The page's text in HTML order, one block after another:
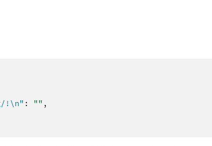
!\n" : "" ,